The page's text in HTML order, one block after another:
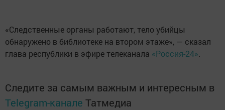
«Следственные органы работают, тело убийцы
обнаружено в библиотеке на втором этаже», — сказал
глава республики в эфире телеканала «Россия-24».
Следите за самым важным и интересным в
Telegram-канале Татмедиа